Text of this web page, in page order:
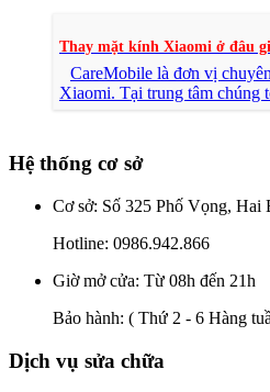
Thay mặt kính Xiaomi ở đâu
CareMobile là đơn vị
Xiaomi. Tại trung tâm chúng
Hệ thống cơ sở
Cơ sở: Số 325 Phố Vọng, Hai
Hotline: 0986.942.866
Giờ mở cửa: Từ 08h đến 21h
Bảo hành: ( Thứ 2 - 6 Hàng
Dịch vụ sửa chữa